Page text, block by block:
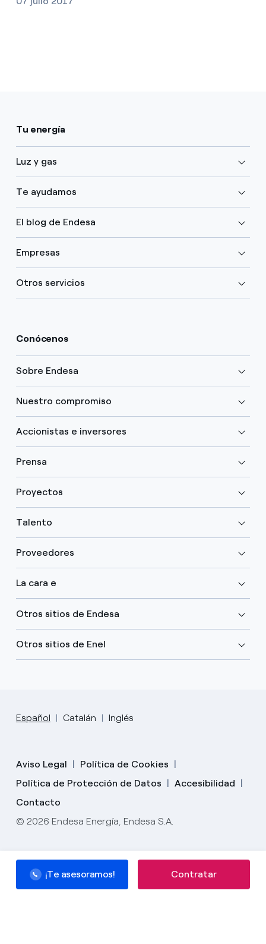
¡Te asesoramos! Contratar
Tu energía
Luz y gas
Te ayudamos
El blog de Endesa
Empresas
Otros servicios
Conócenos
Sobre Endesa
Nuestro compromiso
Accionistas e inversores
Prensa
Proyectos
Talento
Proveedores
La cara e
Otros sitios de Endesa
Otros sitios de Enel
Español Catalán Inglés
Aviso Legal
Política de Cookies
Política de Protección de Datos
Accesibilidad
Contacto
© 2026 Endesa Energía, Endesa S.A.